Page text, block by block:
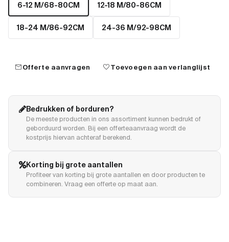
6-12 M/68-80CM 12-18 M/80-86CM
18-24 M/86-92CM 24-36 M/92-98CM
mailOfferte aanvragen favoriteToevoegen aan verlanglijst
Bedrukken of borduren?
De meeste producten in ons assortiment kunnen bedrukt of
geborduurd worden. Bij een offerteaanvraag wordt de
kostprijs hiervan achteraf berekend.
Korting bij grote aantallen
Profiteer van korting bij grote aantallen en door producten te
combineren. Vraag een offerte op maat aan.